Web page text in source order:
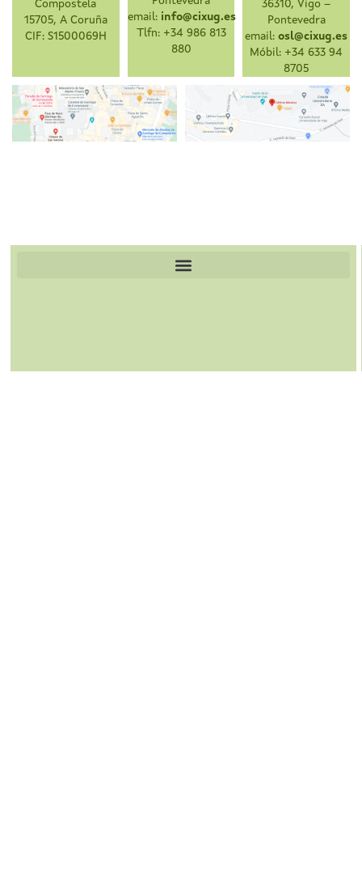
Compostela
15705, A Coruña
CIF: S1500069H
email: info@cixug.es
Tlfn: +34 986 813
880
36310, Vigo –
Pontevedra
email:osl@cixug.es
Móbil: +34 633 94
8705